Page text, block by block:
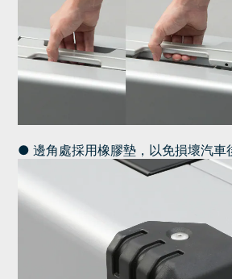
● 邊角處採用橡膠墊，以免損壞汽車